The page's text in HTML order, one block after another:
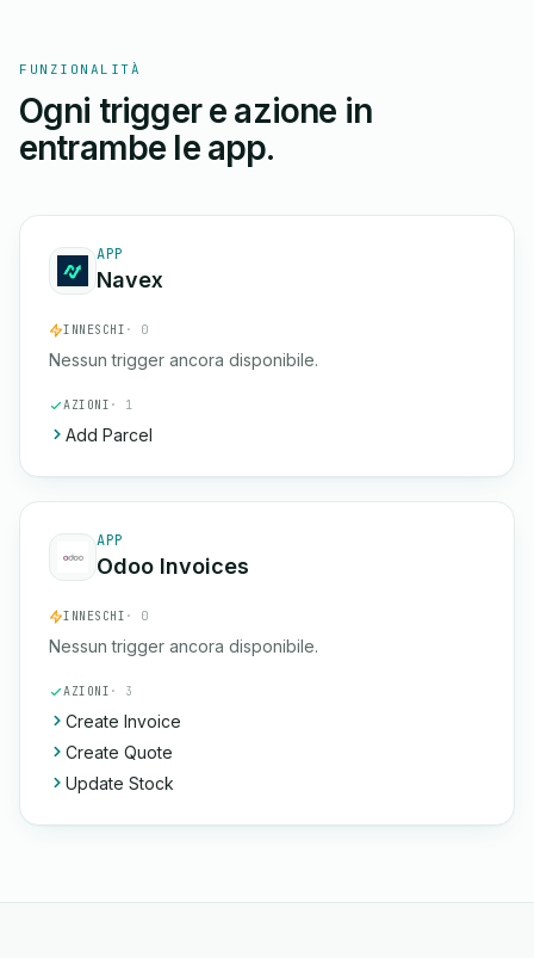
FUNZIONALITÀ
Ogni trigger e azione in
entrambe le app.
APP
Navex
INNESCHI · 0
Nessun trigger ancora disponibile.
AZIONI · 1
Add Parcel
APP
Odoo Invoices
INNESCHI · 0
Nessun trigger ancora disponibile.
AZIONI · 3
Create Invoice
Create Quote
Update Stock